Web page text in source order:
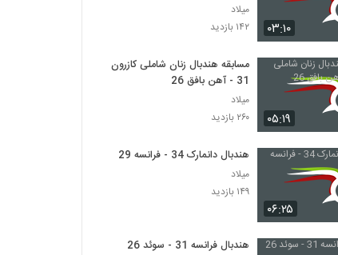
۰۳:۱۰
میلاد
۱۴۲ بازدید
۰۵:۱۹
مسابقه هندبال زنان شاملی کازرون
31 - آهن بافق 26
میلاد
۲۶۰ بازدید
۰۶:۲۵
هندبال دانمارک 34 - فرانسه 29
میلاد
۱۴۹ بازدید
هندبال فرانسه 31 - سوئد 26